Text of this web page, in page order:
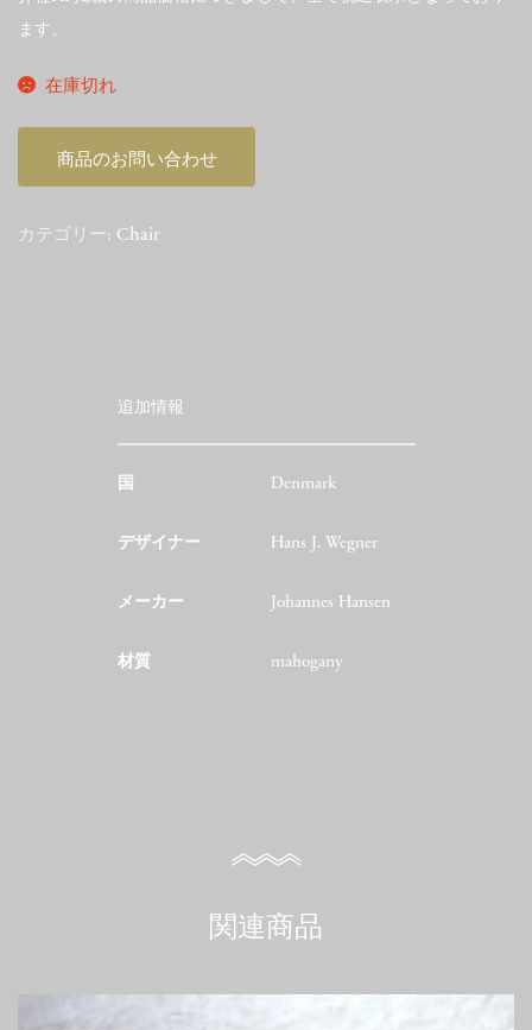
ます。
在庫切れ
商品のお問い合わせ
カテゴリー: Chair
追加情報
国 Denmark
デザイナー Hans J. Wegner
メーカー Johannes Hansen
材質 mahogany
関連商品